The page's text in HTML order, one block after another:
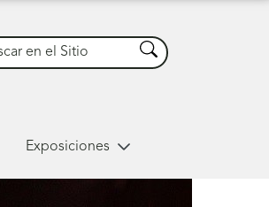
Buscar
Exposiciones